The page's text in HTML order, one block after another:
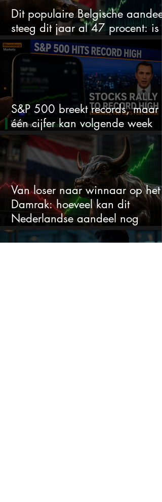
Dit populaire Belgische aandeel
steeg dit jaar al 47 procent: is
ruimte voor meer?
S&P 500 breekt records, maar
één cijfer kan volgende week
alles veranderen
Van loser naar winnaar op het
Damrak: hoeveel kan dit
Nederlandse aandeel nog
stijgen?